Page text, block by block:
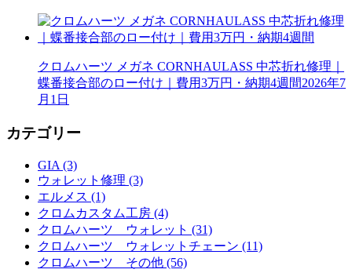
クロムハーツ メガネ CORNHAULASS 中芯折れ修理｜
蝶番接合部のロー付け｜費用3万円・納期4週間2026年7
月1日
カテゴリー
GIA (3)
ウォレット修理 (3)
エルメス (1)
クロムカスタム工房 (4)
クロムハーツ ウォレット (31)
クロムハーツ ウォレットチェーン (11)
クロムハーツ その他 (56)